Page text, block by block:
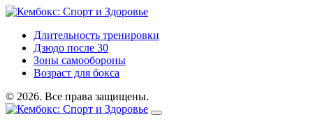
Длительность тренировки
Дзюдо после 30
Зоны самообороны
Возраст для бокса
© 2026. Все права защищены.